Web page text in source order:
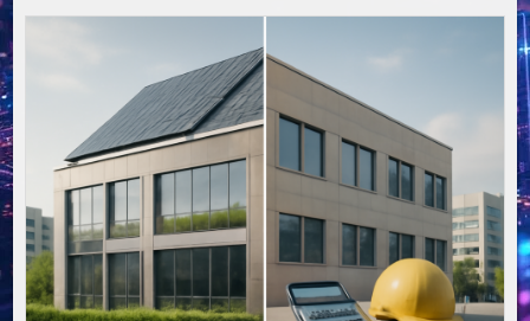
NUTZUNG
GENERATIVER
DURCH
AUTOMATISIERTE
ANONYMISIERUNG.